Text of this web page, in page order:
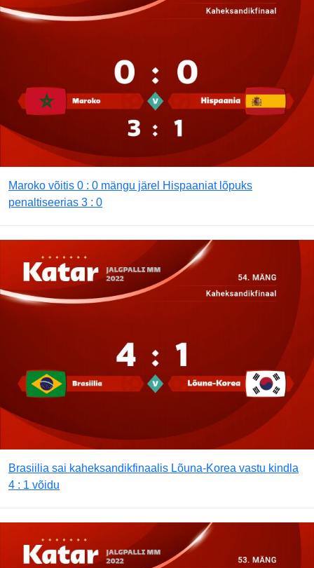
Maroko võitis 0 : 0 mängu järel Hispaaniat lõpuks
penaltiseerias 3 : 0
Brasiilia sai kaheksandikfinaalis Lõuna-Korea vastu kindla
4 : 1 võidu